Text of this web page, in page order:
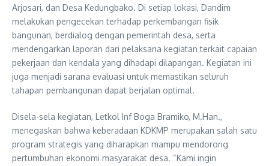
Arjosari, dan Desa Kedungbako. Di setiap lokasi, Dandim
melakukan pengecekan terhadap perkembangan fisik
bangunan, berdialog dengan pemerintah desa, serta
mendengarkan laporan dari pelaksana kegiatan terkait capaian
pekerjaan dan kendala yang dihadapi dilapangan. Kegiatan ini
juga menjadi sarana evaluasi untuk memastikan seluruh
tahapan pembangunan dapat berjalan optimal.
Disela-sela kegiatan, Letkol Inf Boga Bramiko, M.Han.,
menegaskan bahwa keberadaan KDKMP merupakan salah satu
program strategis yang diharapkan mampu mendorong
pertumbuhan ekonomi masyarakat desa. “Kami ingin